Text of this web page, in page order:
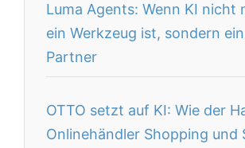
Luma Agents: Wenn KI nicht
ein Werkzeug ist, sondern
Partner
OTTO setzt auf KI: Wie der
Onlinehändler Shopping und